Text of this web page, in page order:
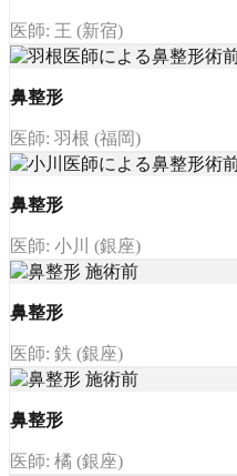
医師: 王 (新宿)
鼻整形
医師: 羽根 (福岡)
鼻整形
医師: 小川 (銀座)
鼻整形
医師: 鉄 (銀座)
鼻整形
医師: 橘 (銀座)